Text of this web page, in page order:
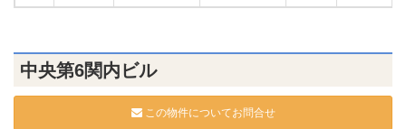
中央第6関内ビル
この物件についてお問合せ